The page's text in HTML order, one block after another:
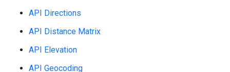
API Directions
API Distance Matrix
API Elevation
API Geocoding